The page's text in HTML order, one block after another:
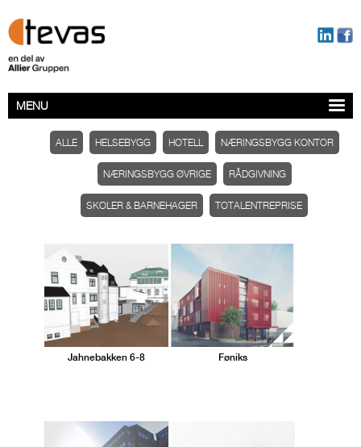
MENU
ALLE HELSEBYGG HOTELL NÆRINGSBYGG KONTOR
NÆRINGSBYGG ØVRIGE RÅDGIVNING
SKOLER & BARNEHAGER TOTALENTREPRISE
Jahnebakken 6-8 Føniks